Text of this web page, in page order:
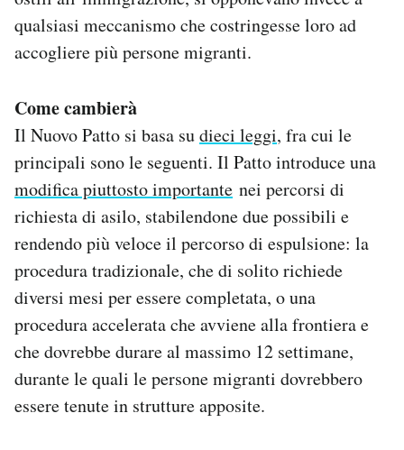
qualsiasi meccanismo che costringesse loro ad
accogliere più persone migranti.
Come cambierà
Il Nuovo Patto si basa sudieci leggi, fra cui le
principali sono le seguenti. Il Patto introduce una
modifica piuttosto importante nei percorsi di
richiesta di asilo, stabilendone due possibili e
rendendo più veloce il percorso di espulsione: la
procedura tradizionale, che di solito richiede
diversi mesi per essere completata, o una
procedura accelerata che avviene alla frontiera e
che dovrebbe durare al massimo 12 settimane,
durante le quali le persone migranti dovrebbero
essere tenute in strutture apposite.